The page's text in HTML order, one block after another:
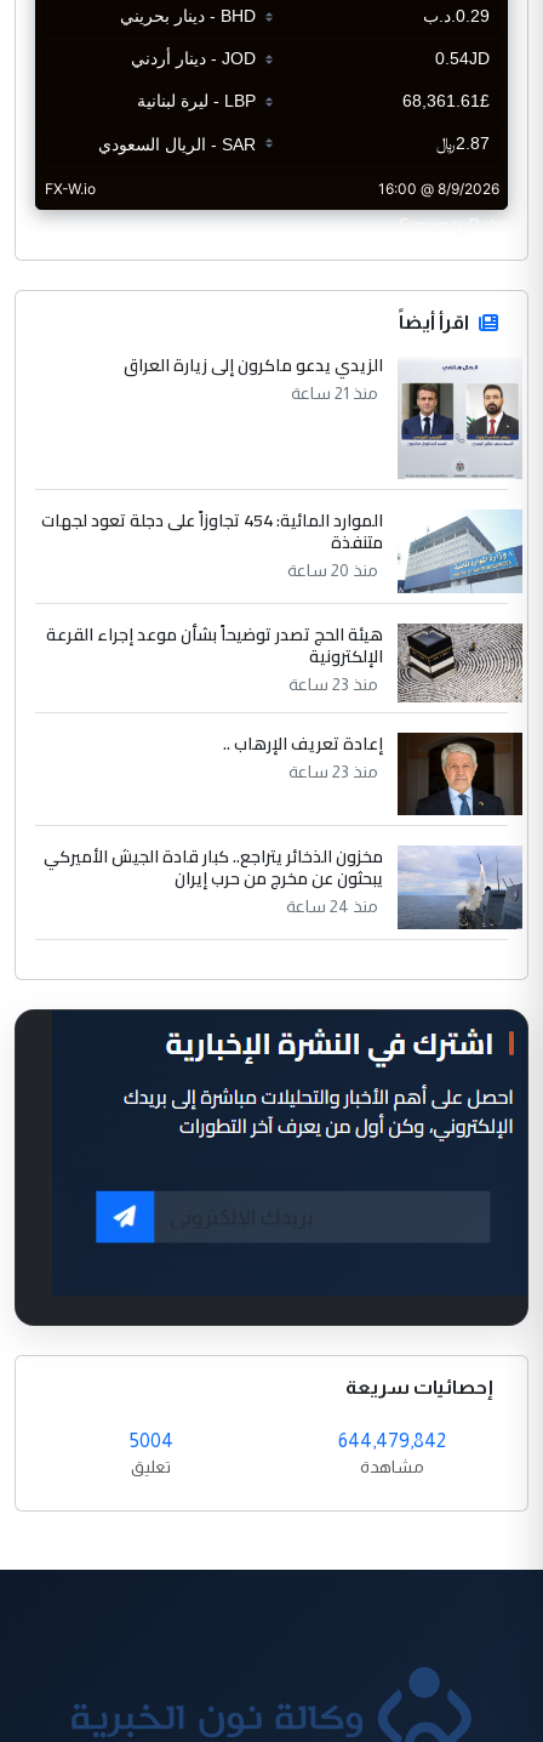
CurrencyRate
اقرأ أيضاً
الزيدي يدعو ماكرون إلى زيارة العراق
منذ 21 ساعة
الموارد المائية: 454 تجاوزاً على دجلة تعود لجهات
متنفذة
منذ 20 ساعة
هيئة الحج تصدر توضيحاً بشأن موعد إجراء القرعة
الإلكترونية
منذ 23 ساعة
إعادة تعريف الإرهاب ..
منذ 23 ساعة
مخزون الذخائر يتراجع.. كبار قادة الجيش الأميركي
يبحثون عن مخرج من حرب إيران
منذ 24 ساعة
إحصائيات سريعة
644,479,842
مشاهدة
5004
تعليق